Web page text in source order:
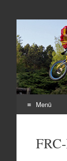
e.V.
Menü
springen